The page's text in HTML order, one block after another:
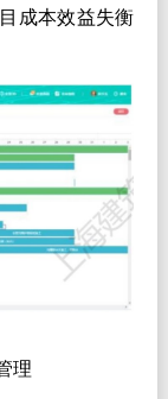
成本效益失衡
理